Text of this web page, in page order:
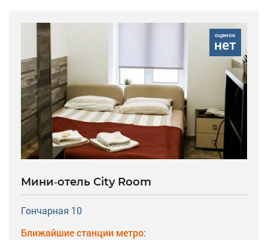
оценок
нет
Мини-отель City Room
Гончарная 10
Ближайшие станции метро: